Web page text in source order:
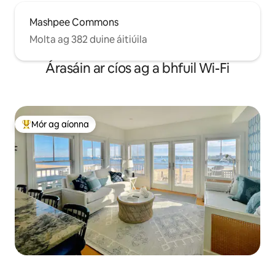
Mashpee Commons
Molta ag 382 duine áitiúila
Árasáin ar cíos ag a bhfuil Wi-Fi
An-mhór ag aíonna
Mór ag aíonna